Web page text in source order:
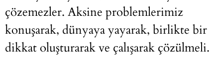
çözemezler. Aksine problemlerimiz
konuşarak, dünyaya yayarak, birlikte bir
dikkat oluşturarak ve çalışarak çözülmeli.